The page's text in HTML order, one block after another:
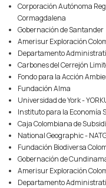
Corporación Autónoma
Cormagdalena
Gobernación de Santander
Amerisur Exploración
Departamento
Carbones del Cerrejón
Fondo para la Acción
Fundación Alma
Universidad de York -
Instituto para la Economía
Caja Colombiana de
National Geographic -
Fundación Biodiversa
Gobernación de
Amerisur Exploración
Departamento